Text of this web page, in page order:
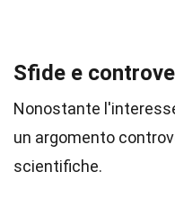
Sfide e
Nonostante
un argomento
scientifiche.